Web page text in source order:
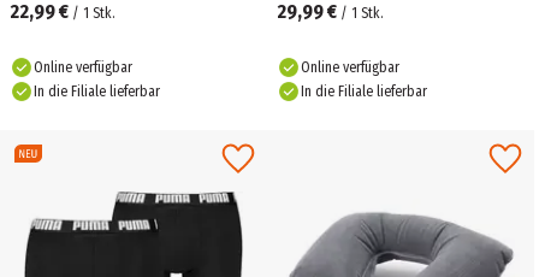
22,99 € / 1 Stk.
Online verfügbar
In die Filiale lieferbar
29,99 € / 1 Stk.
Online verfügbar
In die Filiale lieferbar